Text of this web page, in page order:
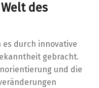
des
durch innovative
gebracht.
und die